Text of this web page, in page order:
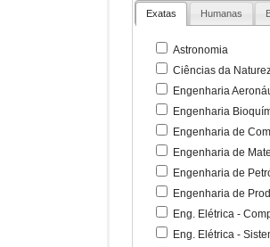
Exatas Humanas
Astronomia
Ciências da
Engenharia
Engenharia
Engenharia de
Engenharia de
Engenharia de
Engenharia de
Eng. Elétrica -
Eng. Elétrica -